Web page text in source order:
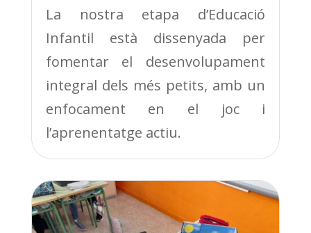
La nostra etapa d’Educació
Infantil està dissenyada per
fomentar el desenvolupament
integral dels més petits, amb un
enfocament en el joc i
l’aprenentatge actiu.